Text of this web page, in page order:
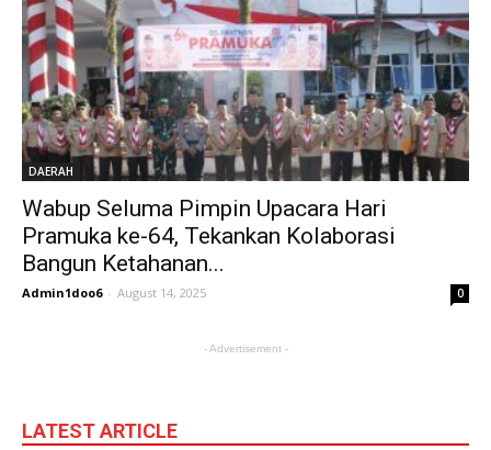
DAERAH
Wabup Seluma Pimpin Upacara Hari
Pramuka ke-64, Tekankan Kolaborasi
Bangun Ketahanan...
Admin1doo6 - August 14, 2025 0
- Advertisement -
LATEST ARTICLE